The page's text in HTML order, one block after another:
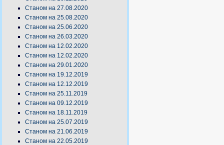
Станом на 27.08.2020
Станом на 25.08.2020
Станом на 25.06.2020
Станом на 26.03.2020
Станом на 12.02.2020
Станом на 12.02.2020
Станом на 29.01.2020
Станом на 19.12.2019
Станом на 12.12.2019
Станом на 25.11.2019
Станом на 09.12.2019
Станом на 18.11.2019
Станом на 25.07.2019
Станом на 21.06.2019
Станом на 22.05.2019